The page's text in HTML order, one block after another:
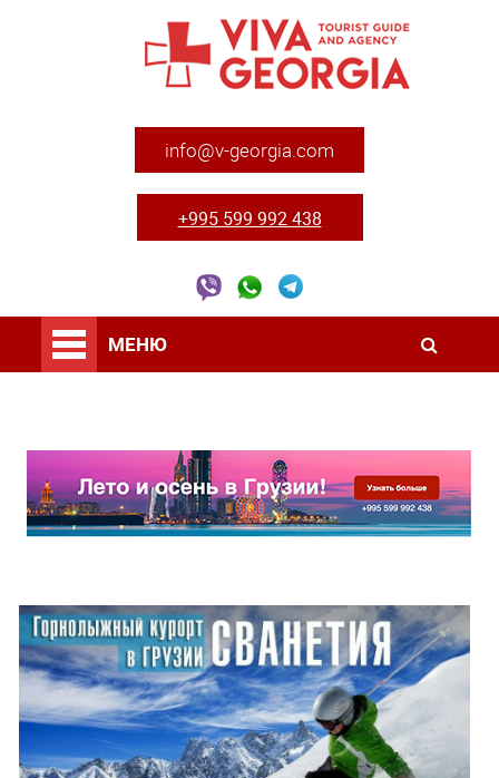
info@v-georgia.com
+995 599 992 438
МЕНЮ